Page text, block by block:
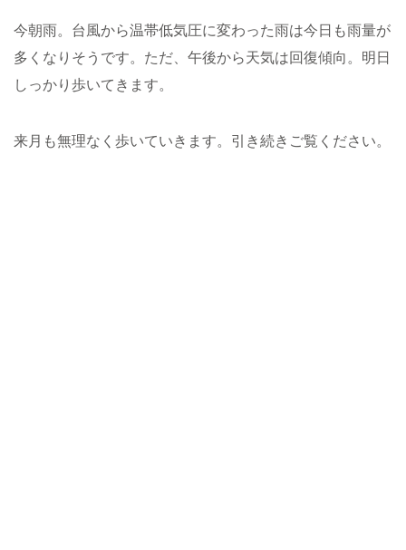
今朝雨。台風から温帯低気圧に変わった雨は今日も雨量が
多くなりそうです。ただ、午後から天気は回復傾向。明日
しっかり歩いてきます。
来月も無理なく歩いていきます。引き続きご覧ください。